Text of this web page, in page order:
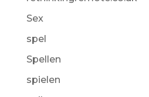
Sex
spel
Spellen
spielen